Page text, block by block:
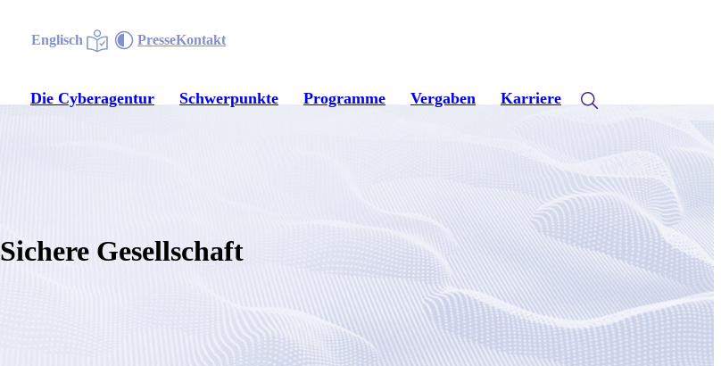
Englisch PresseKontakt
Die Cyberagentur Schwerpunkte Programme Vergaben Karriere
Sichere Gesellschaft